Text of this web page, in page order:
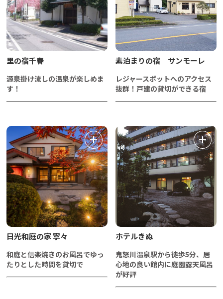
里の宿千春
源泉掛け流しの温泉が楽しめま
す！
素泊まりの宿 サンモーレ
レジャースポットへのアクセス
抜群！戸建の貸切ができる宿
日光和庭の家 寧々
和庭と信楽焼きのお風呂でゆっ
たりとした時間を貸切で
ホテルきぬ
鬼怒川温泉駅から徒歩5分、居
心地の良い館内に庭園露天風呂
が好評